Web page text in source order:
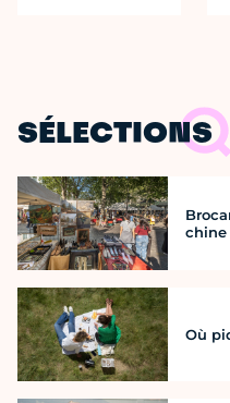
SÉLECTIONS
chine
Où